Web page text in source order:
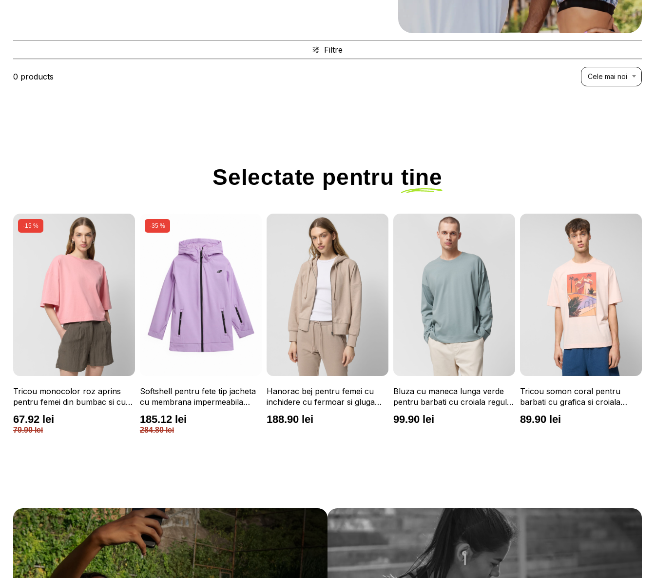
Filtre
0 products Cele mai noi
Selectate pentru tine
-15 %
Tricou monocolor roz aprins
pentru femei din bumbac si cu
croiala boxy OUTHORN
79.90 lei
67.92 lei
-35 %
Softshell pentru fete tip jacheta
cu membrana impermeabila
NEODRY 5 000 si permis de schi
roz / 4F JUNIOR
284.80 lei
185.12 lei
Hanorac bej pentru femei cu
inchidere cu fermoar si gluga
integrata OUTHORN
188.90 lei
Bluza cu maneca lunga verde
pentru barbati cu croiala regular
si print pe maneca OUTHORN
99.90 lei
Tricou somon coral pentru
barbati cu grafica si croiala
oversize OUTHORN
89.90 lei